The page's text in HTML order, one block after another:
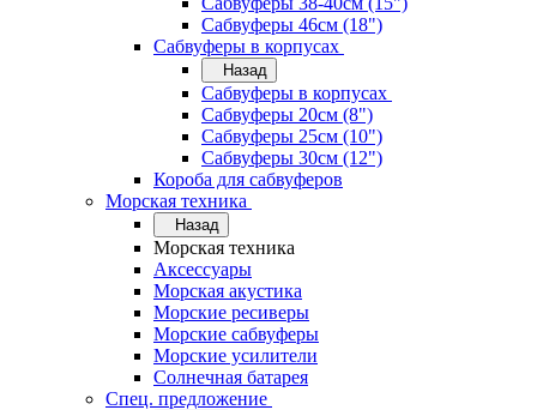
Сабвуферы 46см (18")
Сабвуферы в корпусах
Назад
Сабвуферы в корпусах
Сабвуферы 20см (8")
Сабвуферы 25см (10")
Сабвуферы 30см (12")
Короба для сабвуферов
Морская техника
Назад
Морская техника
Аксессуары
Морская акустика
Морские ресиверы
Морские сабвуферы
Морские усилители
Солнечная батарея
Спец. предложение